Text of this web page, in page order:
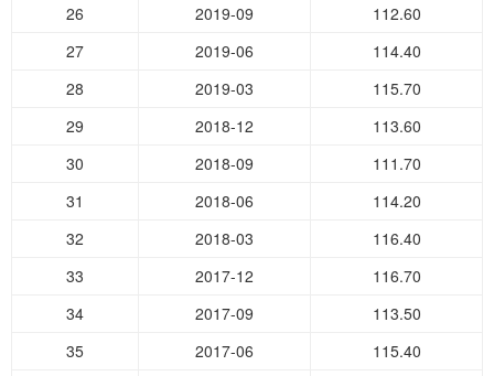
26
2019-09
112.60
27
2019-06
114.40
28
2019-03
115.70
29
2018-12
113.60
30
2018-09
111.70
31
2018-06
114.20
32
2018-03
116.40
33
2017-12
116.70
34
2017-09
113.50
35
2017-06
115.40